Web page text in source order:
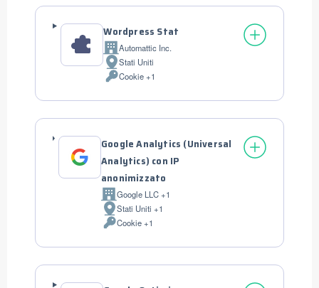
Wordpress Stat
Azienda:Automattic Inc.
Luogo
del
Stati Uniti
DatiCookie +1
Google Analytics (Universal
Analytics) con IP
anonimizzato
Azienda:Google LLC +1
Luogo
del
Stati Uniti +1
DatiCookie +1